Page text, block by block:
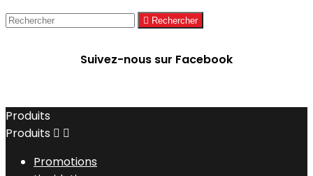
 Rechercher
Suivez-nous sur Facebook
Produits
Produits  
Promotions